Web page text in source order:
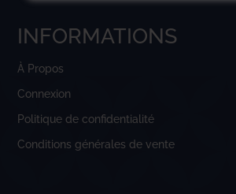
INFORMATIONS
À Propos
Connexion
Politique de confidentialité
Conditions générales de vente